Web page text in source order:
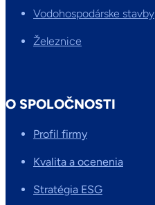
Vodohospodárske stavby
Železnice
O SPOLOČNOSTI
Profil firmy
Kvalita a ocenenia
Stratégia ESG